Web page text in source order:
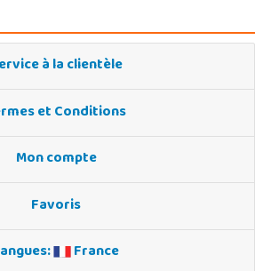
à la clientèle
et Conditions
Mon compte
Favoris
France